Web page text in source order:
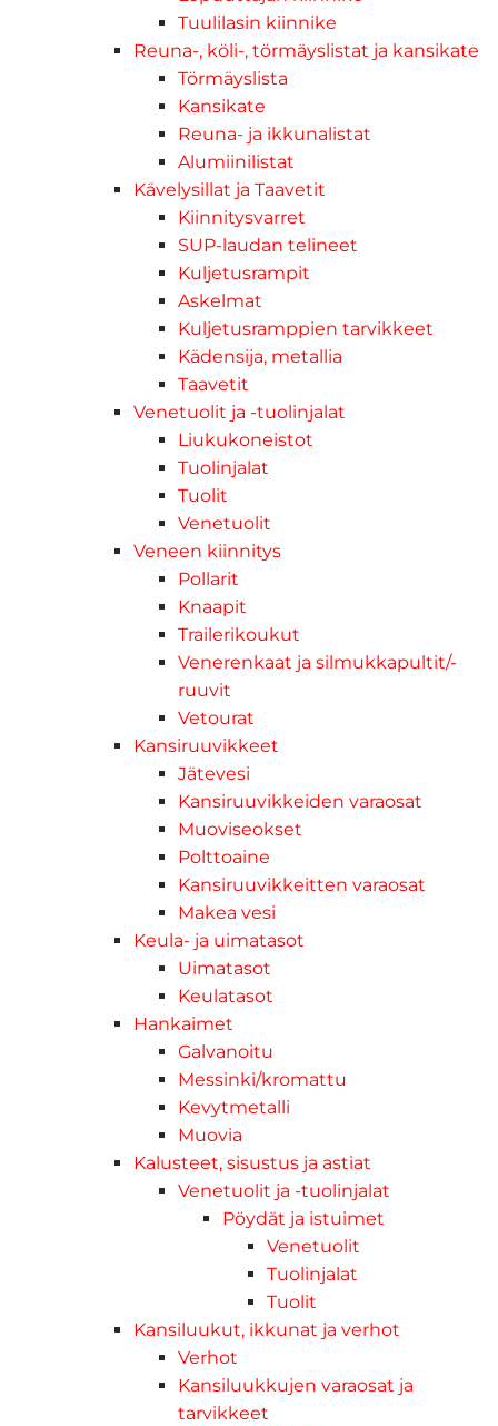
Tuulilasin kiinnike
Reuna-, köli-, törmäyslistat ja kansikate
Törmäyslista
Kansikate
Reuna- ja ikkunalistat
Alumiinilistat
Kävelysillat ja Taavetit
Kiinnitysvarret
SUP-laudan telineet
Kuljetusrampit
Askelmat
Kuljetusramppien tarvikkeet
Kädensija, metallia
Taavetit
Venetuolit ja -tuolinjalat
Liukukoneistot
Tuolinjalat
Tuolit
Venetuolit
Veneen kiinnitys
Pollarit
Knaapit
Trailerikoukut
Venerenkaat ja silmukkapultit/-
ruuvit
Vetourat
Kansiruuvikkeet
Jätevesi
Kansiruuvikkeiden varaosat
Muoviseokset
Polttoaine
Kansiruuvikkeitten varaosat
Makea vesi
Keula- ja uimatasot
Uimatasot
Keulatasot
Hankaimet
Galvanoitu
Messinki/kromattu
Kevytmetalli
Muovia
Kalusteet, sisustus ja astiat
Venetuolit ja -tuolinjalat
Pöydät ja istuimet
Venetuolit
Tuolinjalat
Tuolit
Kansiluukut, ikkunat ja verhot
Verhot
Kansiluukkujen varaosat ja
tarvikkeet